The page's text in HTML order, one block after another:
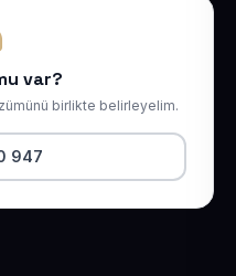
var?
birlikte belirleyelim.
947